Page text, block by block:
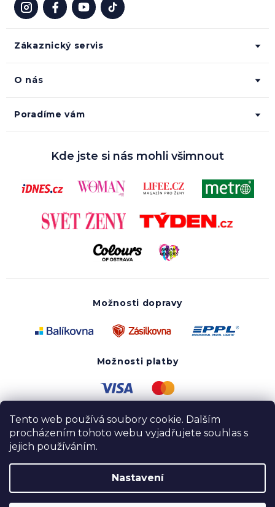
Tento web používá soubory cookie. Dalším
procházením tohoto webu vyjadřujete souhlas s
jejich používáním.
Nastavení
Zákaznický servis
O nás
Poradíme vám
Kde jste si nás mohli všimnout
Možnosti dopravy
Možnosti platby
Copyright 2020 - 2026 UTOPY wear. Všechna práva